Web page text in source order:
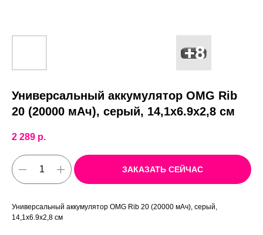
Универсальный аккумулятор OMG Rib
20 (20000 мАч), серый, 14,1х6.9х2,8 см
2 289 р.
ЗАКАЗАТЬ СЕЙЧАС
Универсальный аккумулятор OMG Rib 20 (20000 мАч), серый,
14,1х6.9х2,8 см